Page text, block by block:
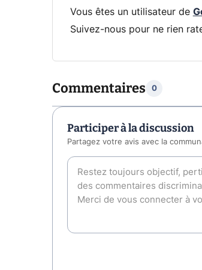
Vous êtes un utilisateur de
Suivez-nous pour ne rien
Commentaires 0
Participer à la discussion
Partagez votre avis avec la